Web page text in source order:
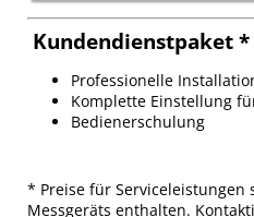
Kundendienstpaket *
Professionelle
Komplette Einstellung
Bedienerschulung
* Preise für Serviceleistungen
Messgeräts enthalten.